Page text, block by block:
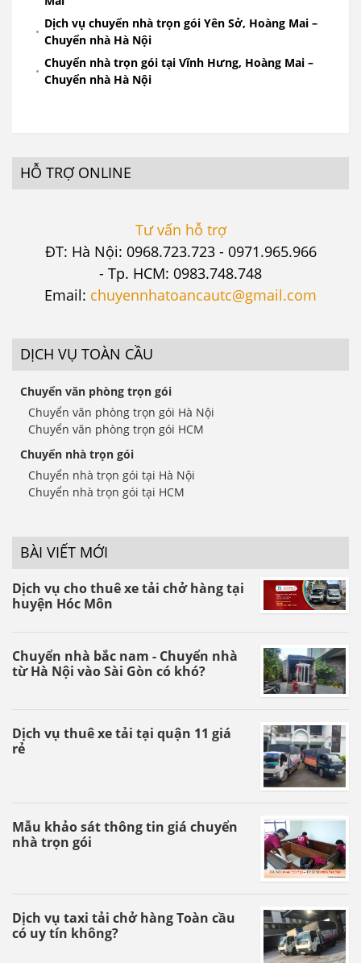
Dịch vụ chuyển nhà trọn gói Yên Sở, Hoàng Mai –
Chuyển nhà Hà Nội
Chuyển nhà trọn gói tại Vĩnh Hưng, Hoàng Mai –
Chuyển nhà Hà Nội
HỖ TRỢ ONLINE
Tư vấn hỗ trợ
ĐT: Hà Nội: 0968.723.723 - 0971.965.966
- Tp. HCM: 0983.748.748
Email: chuyennhatoancautc@gmail.com
DỊCH VỤ TOÀN CẦU
Chuyển văn phòng trọn gói
Chuyển văn phòng trọn gói Hà Nội
Chuyển văn phòng trọn gói HCM
Chuyển nhà trọn gói
Chuyển nhà trọn gói tại Hà Nội
Chuyển nhà trọn gói tại HCM
BÀI VIẾT MỚI
Dịch vụ cho thuê xe tải chở hàng tại
huyện Hóc Môn
Chuyển nhà bắc nam - Chuyển nhà
từ Hà Nội vào Sài Gòn có khó?
Dịch vụ thuê xe tải tại quận 11 giá
rẻ
Mẫu khảo sát thông tin giá chuyển
nhà trọn gói
Dịch vụ taxi tải chở hàng Toàn cầu
có uy tín không?